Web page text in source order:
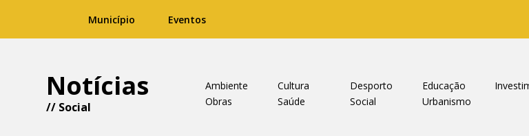
Município Eventos
Notícias
// Social
Ambiente Cultura Desporto Educação
Obras
Saúde Social Urbanismo